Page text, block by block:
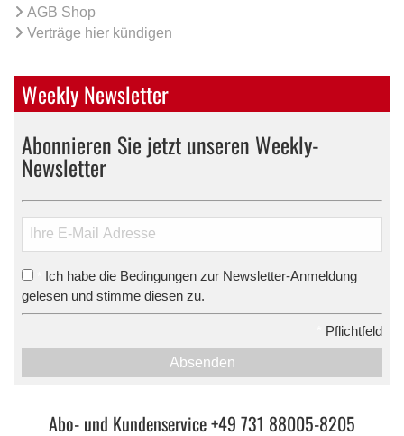
AGB Shop
Verträge hier kündigen
Weekly Newsletter
Abonnieren Sie jetzt unseren Weekly-
Newsletter
Ich habe die Bedingungen zur Newsletter-Anmeldung
gelesen und stimme diesen zu.
Pflichtfeld
Absenden
Abo- und Kundenservice +49 731 88005-8205